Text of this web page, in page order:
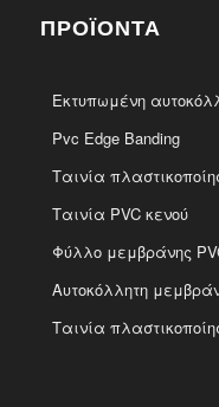
ΠΡΟΪΌΝΤΑ
Εκτυπωμένη
Pvc Edge Banding
Ταινία
Ταινία PVC κενού
Φύλλο μεμβράνης
Αυτοκόλλητη
Ταινία